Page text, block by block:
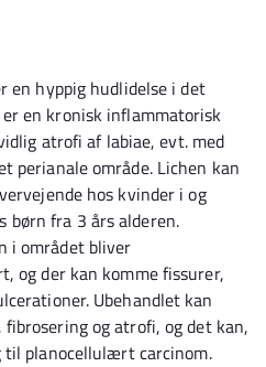
en hyppig hudlidelse i det
en kronisk inflammatorisk
atrofi af labiae, evt. med
perianale område. Lichen kan
hos kvinder i og
børn fra 3 års alderen.
i området bliver
og der kan komme fissurer,
Ubehandlet kan
og atrofi, og det kan,
planocellulært carcinom.